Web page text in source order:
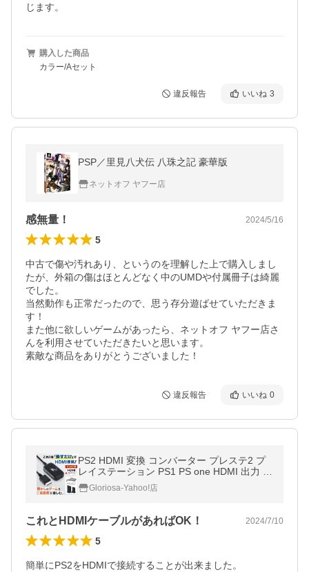
じます。
購入した商品
カラー/Aセット
違反報告 いいね 3
PSP／里見八犬伝 八珠之記 豪華版
ネットオフ ヤフー店
感無量！ 2024/5/16
5
中古で傷や汚れあり、というのを理解した上で購入しまし
たが、外箱の傷はほとんどなく中のUMDや付属冊子は綺麗
でした。
当然動作も正常だったので、思う存分遊ばせていただきま
す！
また他に欲しいゲームがあったら、ネットオフ ヤフー店さ
んを利用させていただきたいと思います。
素敵な商品をありがとうございました！
違反報告 いいね 0
PS2 HDMI 変換 コンバーター プレステ2 プ
レイステーション PS1 PS one HDMI 出力 ケ
ーブル Play Station
Gloriosa-Yahoo!店
これとHDMIケーブルがあればOK！ 2024/7/10
5
簡単にPS2をHDMIで接続することが出来ました。